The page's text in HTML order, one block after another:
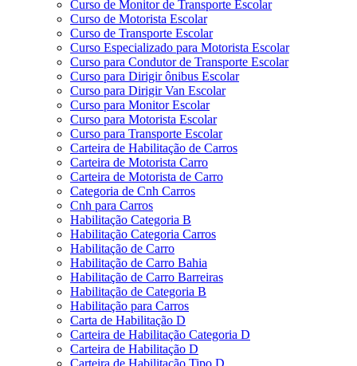
Curso de Monitor de Transporte Escolar
Curso de Motorista Escolar
Curso de Transporte Escolar
Curso Especializado para Motorista Escolar
Curso para Condutor de Transporte Escolar
Curso para Dirigir ônibus Escolar
Curso para Dirigir Van Escolar
Curso para Monitor Escolar
Curso para Motorista Escolar
Curso para Transporte Escolar
Carteira de Habilitação de Carros
Carteira de Motorista Carro
Carteira de Motorista de Carro
Categoria de Cnh Carros
Cnh para Carros
Habilitação Categoria B
Habilitação Categoria Carros
Habilitação de Carro
Habilitação de Carro Bahia
Habilitação de Carro Barreiras
Habilitação de Categoria B
Habilitação para Carros
Carta de Habilitação D
Carteira de Habilitação Categoria D
Carteira de Habilitação D